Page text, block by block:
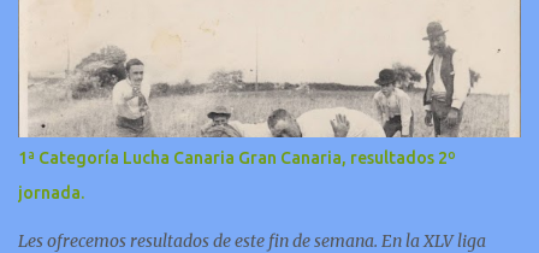
1ª Categoría Lucha Canaria Gran Canaria, resultados 2º
jornada.
Les ofrecemos resultados de este fin de semana. En la XLV liga